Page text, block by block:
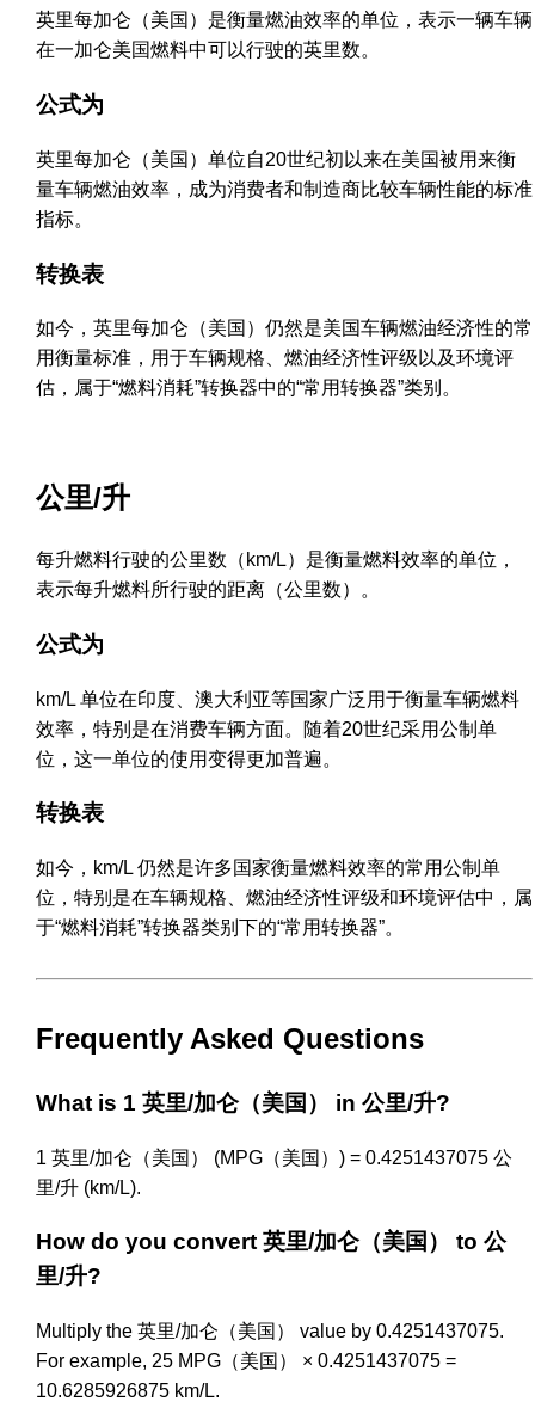
英里每加仑（美国）是衡量燃油效率的单位，表示一辆车辆
在一加仑美国燃料中可以行驶的英里数。
公式为
英里每加仑（美国）单位自20世纪初以来在美国被用来衡
量车辆燃油效率，成为消费者和制造商比较车辆性能的标准
指标。
转换表
如今，英里每加仑（美国）仍然是美国车辆燃油经济性的常
用衡量标准，用于车辆规格、燃油经济性评级以及环境评
估，属于“燃料消耗”转换器中的“常用转换器”类别。
公里/升
每升燃料行驶的公里数（km/L）是衡量燃料效率的单位，
表示每升燃料所行驶的距离（公里数）。
公式为
km/L 单位在印度、澳大利亚等国家广泛用于衡量车辆燃料
效率，特别是在消费车辆方面。随着20世纪采用公制单
位，这一单位的使用变得更加普遍。
转换表
如今，km/L 仍然是许多国家衡量燃料效率的常用公制单
位，特别是在车辆规格、燃油经济性评级和环境评估中，属
于“燃料消耗”转换器类别下的“常用转换器”。
Frequently Asked Questions
What is 1 英里/加仑（美国） in 公里/升?
1 英里/加仑（美国） (MPG（美国）) = 0.4251437075 公
里/升 (km/L).
How do you convert 英里/加仑（美国） to 公
里/升?
Multiply the 英里/加仑（美国） value by 0.4251437075.
For example, 25 MPG（美国） × 0.4251437075 =
10.6285926875 km/L.